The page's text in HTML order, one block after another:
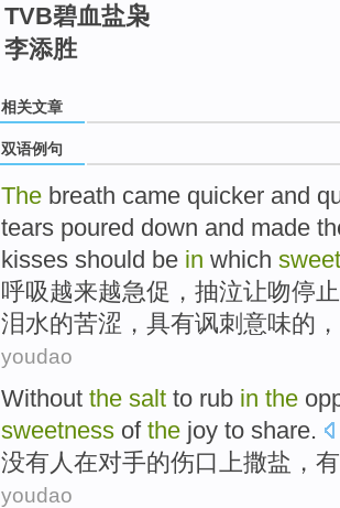
TVB碧血盐枭
李添胜
相关文章
双语例句
The breath came quicker and
tears poured down and made
kisses should be in which
呼吸越来越急促 ， 抽泣让吻停
泪水的苦涩 ，具有讽刺意味的，
youdao
Without the salt to rub in the
sweetness of the joy to share.
没有人在对手的伤口上撒盐 ，
youdao